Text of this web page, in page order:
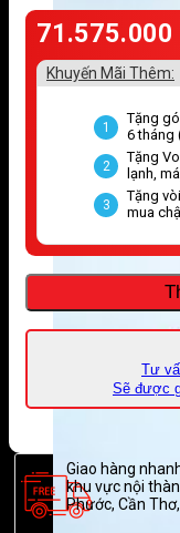
71.575.000
Khuyến Mãi Thêm:
1
Tặng
6 tháng
2
Tặng
lạnh,
3
Tặng
mua
Tư
Sẽ được
Giao hàng
khu vực nội
Phước, Cần